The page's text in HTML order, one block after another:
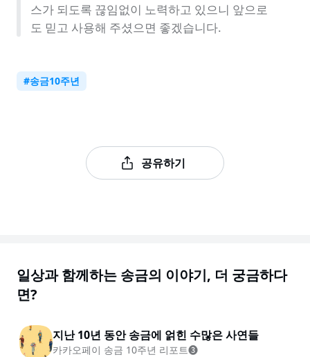
스가 되도록 끊임없이 노력하고 있으니 앞으로
도 믿고 사용해 주셨으면 좋겠습니다.
#송금10주년
공유하기
일상과 함께하는 송금의 이야기, 더 궁금하다
면?
지난 10년 동안 송금에 얽힌 수많은 사연들
카카오페이 송금 10주년 리포트❸